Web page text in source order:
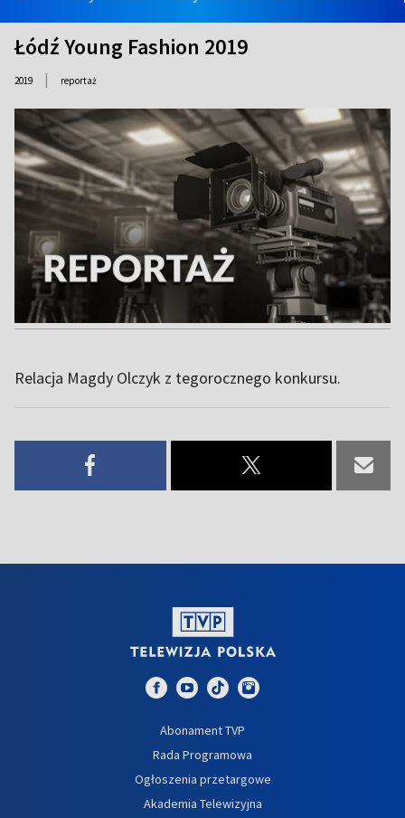
Łódź Young Fashion 2019
2019 | reportaż
Relacja Magdy Olczyk z tegorocznego konkursu.
Abonament TVP
Rada Programowa
Ogłoszenia przetargowe
Akademia Telewizyjna